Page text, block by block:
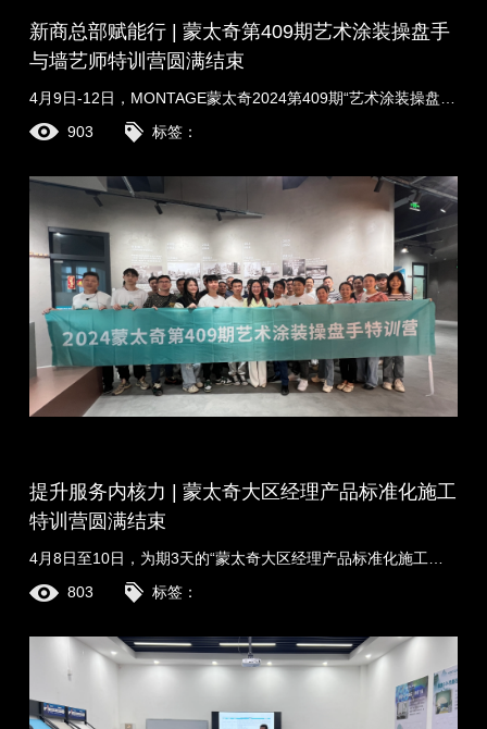
新商总部赋能行 | 蒙太奇第409期艺术涂装操盘手
与墙艺师特训营圆满结束
903
标签：
提升服务内核力 | 蒙太奇大区经理产品标准化施工
特训营圆满结束
4月8日至10日，为期3天的“蒙太奇大区经理产品标准化施工特训营”圆满结束。 此次特训营旨在强化各大区经理对于产品标准化施工体系的认知、理解与实操，以便接......
803
标签：